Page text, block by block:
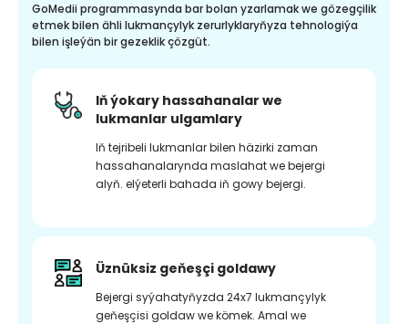
GoMedii programmasynda bar bolan yzarlamak we gözegçilik
etmek bilen ähli lukmançylyk zerurlyklaryňyza tehnologiýa
bilen işleýän bir gezeklik çözgüt.
Iň ýokary hassahanalar we
lukmanlar ulgamlary
Iň tejribeli lukmanlar bilen häzirki zaman
hassahanalarynda maslahat we bejergi
alyň. elýeterli bahada iň gowy bejergi.
Üznüksiz geňeşçi goldawy
Bejergi syýahatyňyzda 24x7 lukmançylyk
geňeşçisi goldaw we kömek. Amal we